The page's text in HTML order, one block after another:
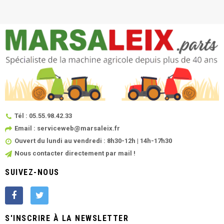
Tél : 05.55.98.42.33
Email : serviceweb@marsaleix.fr
Ouvert du lundi au vendredi : 8h30-12h | 14h-17h30
Nous contacter directement par mail !
SUIVEZ-NOUS
S'INSCRIRE À LA NEWSLETTER